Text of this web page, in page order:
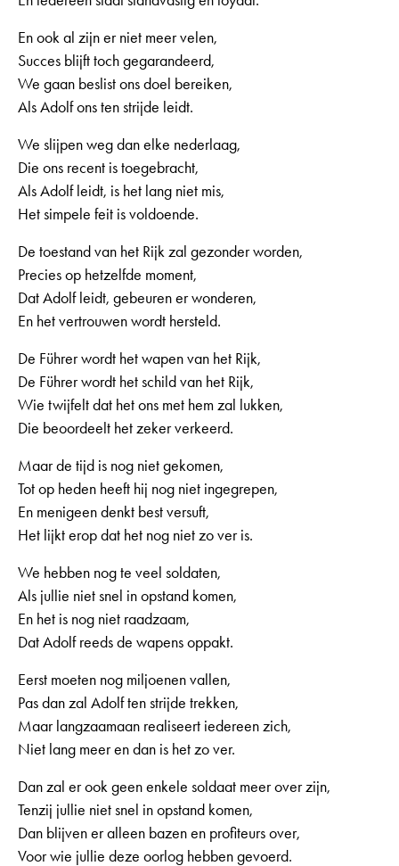
En ook al zijn er niet meer velen,
Succes blijft toch gegarandeerd,
We gaan beslist ons doel bereiken,
Als Adolf ons ten strijde leidt.
We slijpen weg dan elke nederlaag,
Die ons recent is toegebracht,
Als Adolf leidt, is het lang niet mis,
Het simpele feit is voldoende.
De toestand van het Rijk zal gezonder worden,
Precies op hetzelfde moment,
Dat Adolf leidt, gebeuren er wonderen,
En het vertrouwen wordt hersteld.
De Führer wordt het wapen van het Rijk,
De Führer wordt het schild van het Rijk,
Wie twijfelt dat het ons met hem zal lukken,
Die beoordeelt het zeker verkeerd.
Maar de tijd is nog niet gekomen,
Tot op heden heeft hij nog niet ingegrepen,
En menigeen denkt best versuft,
Het lijkt erop dat het nog niet zo ver is.
We hebben nog te veel soldaten,
Als jullie niet snel in opstand komen,
En het is nog niet raadzaam,
Dat Adolf reeds de wapens oppakt.
Eerst moeten nog miljoenen vallen,
Pas dan zal Adolf ten strijde trekken,
Maar langzaamaan realiseert iedereen zich,
Niet lang meer en dan is het zo ver.
Dan zal er ook geen enkele soldaat meer over zijn,
Tenzij jullie niet snel in opstand komen,
Dan blijven er alleen bazen en profiteurs over,
Voor wie jullie deze oorlog hebben gevoerd.